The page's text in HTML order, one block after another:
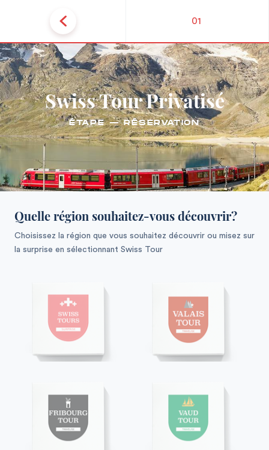
01
Swiss Tour Privatisé
ÉTAPE — RÉSERVATION
Quelle région souhaitez-vous découvrir?
Choisissez la région que vous souhaitez découvrir ou misez sur
la surprise en sélectionnant Swiss Tour